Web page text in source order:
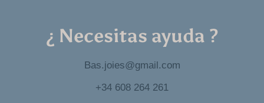
¿ Necesitas ayuda ?
Bas.joies@gmail.com
+34 608 264 261